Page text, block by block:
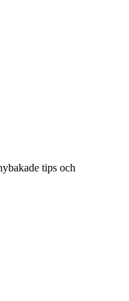
tips och